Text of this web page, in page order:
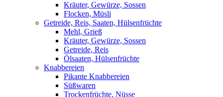
Kräuter, Gewürze, Sossen
Flocken, Müsli
Getreide, Reis, Saaten, Hülsenfrüchte
Mehl, Grieß
Kräuter, Gewürze, Sossen
Getreide, Reis
Ölsaaten, Hülsenfrüchte
Knabbereien
Pikante Knabbereien
Süßwaren
Trockenfrüchte, Nüsse